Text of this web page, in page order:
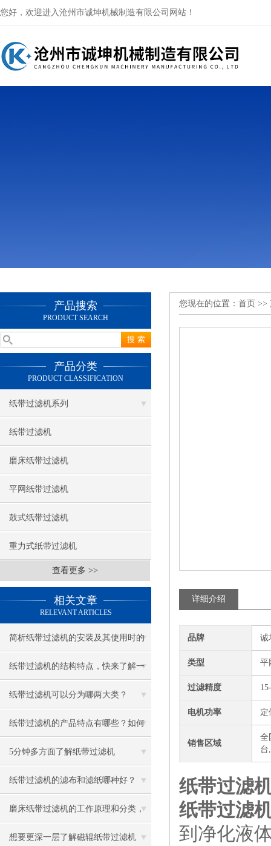
您好，欢迎进入沧州市诚坤机械制造有限公司网站！
产品搜索
PRODUCT SEARCH
产品分类
PRODUCT CLASSIFICATION
纸带过滤机系列
纸带过滤机
磨床纸带过滤机
平网纸带过滤机
鼓式纸带过滤机
重力式纸带过滤机
查看更多 >>
相关文章
RELEVANT ARTICLES
简析纸带过滤机的安装及其使用时的
注意事项
纸带过滤机的结构特点，快来了解一
下吧！
纸带过滤机可以分为哪两大类？
纸带过滤机的产品特点有哪些？如何
进行日常维护？
5分钟多方面了解纸带过滤机
纸带过滤机的滤布和滤纸哪种好？
磨床纸带过滤机的工作原理和分类，
真的很全！
想要更深一层了解磁辊纸带过滤机
您现在的位置： 首页 >>
详细介绍
品牌 诚
类型 平
过滤精度
电机功率 定
销售区域
全
台
纸带过滤
纸带过滤
到净化液